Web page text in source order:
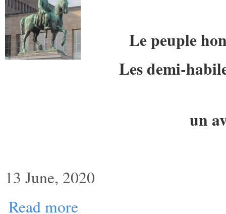
Le peuple
Les demi-
un
13 June, 2020
Read more